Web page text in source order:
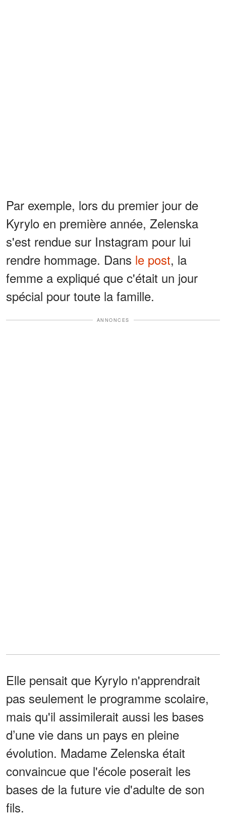
Par exemple, lors du premier jour de
Kyrylo en première année, Zelenska
s'est rendue sur Instagram pour lui
rendre hommage. Dans le post, la
femme a expliqué que c'était un jour
spécial pour toute la famille.
ANNONCES
Elle pensait que Kyrylo n'apprendrait
pas seulement le programme scolaire,
mais qu'il assimilerait aussi les bases
d’une vie dans un pays en pleine
évolution. Madame Zelenska était
convaincue que l'école poserait les
bases de la future vie d'adulte de son
fils.